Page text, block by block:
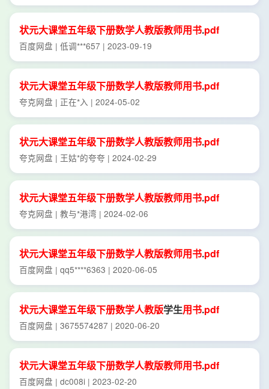
状元大课堂五年级下册数学人教版教师用书.pdf
百度网盘 | 低调***657 | 2023-09-19
状元大课堂五年级下册数学人教版教师用书.pdf
夸克网盘 | 正在*入 | 2024-05-02
状元大课堂五年级下册数学人教版教师用书.pdf
夸克网盘 | 王姑*的夸夸 | 2024-02-29
状元大课堂五年级下册数学人教版教师用书.pdf
夸克网盘 | 教与*港湾 | 2024-02-06
状元大课堂五年级下册数学人教版教师用书.pdf
百度网盘 | qq5****6363 | 2020-06-05
状元大课堂五年级下册数学人教版学生用书.pdf
百度网盘 | 3675574287 | 2020-06-20
状元大课堂五年级下册数学人教版教师用书.pdf
百度网盘 | dc008i | 2023-02-20